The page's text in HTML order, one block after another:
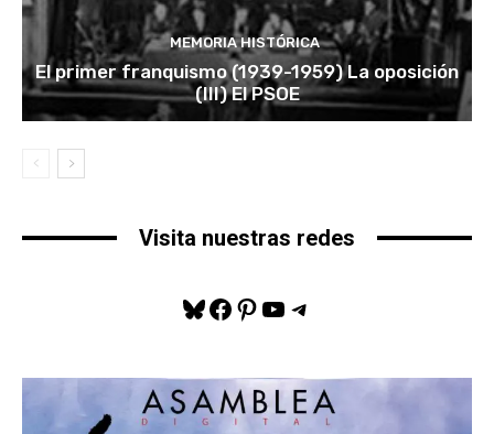
MEMORIA HISTÓRICA
El primer franquismo (1939-1959) La oposición
(III) El PSOE
Visita nuestras redes
Bluesky
Facebook
Pinterest
YouTube
Telegram